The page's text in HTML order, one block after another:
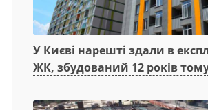
У Києві нарешті здали в
ЖК, збудований 12 років